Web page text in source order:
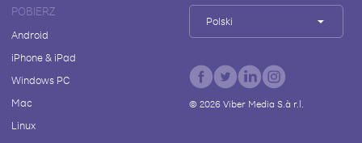
POBIERZ
Android
iPhone & iPad
Windows PC
Mac
Linux
Polski
© 2026Viber Media S.à r.l.